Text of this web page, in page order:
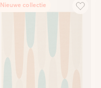
Nieuwe collectie